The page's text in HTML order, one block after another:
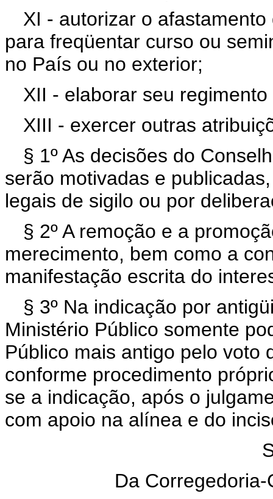
XI - autorizar o
para freqüentar curso ou
no País ou no exterior;
XII - elaborar seu
XIII - exercer outras
§ 1º As decisões do
serão motivadas e
legais de sigilo ou por
§ 2º A remoção e a
merecimento, bem como a
manifestação escrita do
§ 3º Na indicação por
Ministério Público somente
Público mais antigo pelo voto
conforme procedimento
se a indicação, após o
com apoio na alínea e do
Da